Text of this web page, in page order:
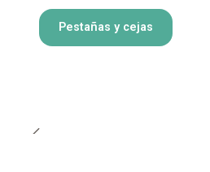
Pestañas y cejas